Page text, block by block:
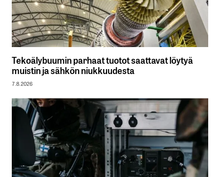
Tekoälybuumin parhaat tuotot saattavat löytyä
muistin ja sähkön niukkuudesta
7.8.2026